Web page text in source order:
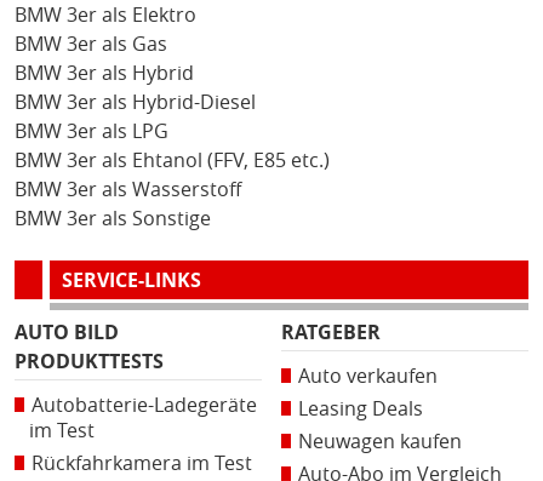
BMW 3er als Elektro
BMW 3er als Gas
BMW 3er als Hybrid
BMW 3er als Hybrid-Diesel
BMW 3er als LPG
BMW 3er als Ehtanol (FFV, E85 etc.)
BMW 3er als Wasserstoff
BMW 3er als Sonstige
SERVICE-LINKS
AUTO BILD
PRODUKTTESTS
Autobatterie-Ladegeräte
im Test
Rückfahrkamera im Test
RATGEBER
Auto verkaufen
Leasing Deals
Neuwagen kaufen
Auto-Abo im Vergleich